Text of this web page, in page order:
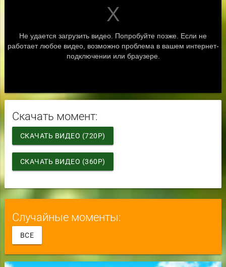
Скачать момент:
СКАЧАТЬ ВИДЕО (720P)
СКАЧАТЬ ВИДЕО (360P)
Случайные моменты:
ВСЕ